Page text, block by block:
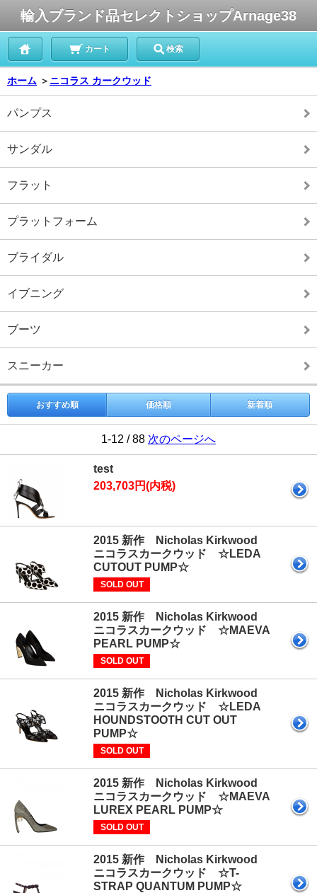
輸入ブランド品セレクトショップArnage38
カート 検索
ホーム ＞ ニコラス カークウッド
パンプス
サンダル
フラット
プラットフォーム
ブライダル
イブニング
ブーツ
スニーカー
おすすめ順 価格順 新着順
1-12 / 88 次のページへ
test
203,703円(内税)
2015 新作 Nicholas Kirkwood
ニコラスカークウッド ☆LEDA
CUTOUT PUMP☆
SOLD OUT
2015 新作 Nicholas Kirkwood
ニコラスカークウッド ☆MAEVA
PEARL PUMP☆
SOLD OUT
2015 新作 Nicholas Kirkwood
ニコラスカークウッド ☆LEDA
HOUNDSTOOTH CUT OUT
PUMP☆
SOLD OUT
2015 新作 Nicholas Kirkwood
ニコラスカークウッド ☆MAEVA
LUREX PEARL PUMP☆
SOLD OUT
2015 新作 Nicholas Kirkwood
ニコラスカークウッド ☆T-
STRAP QUANTUM PUMP☆